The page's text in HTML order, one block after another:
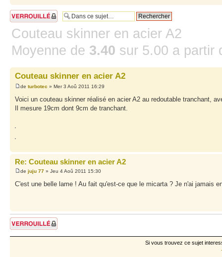
Sujet verrouillé
Couteau skinner en acier A2
Moyenne de 3.40 sur 5.00 a partir
Couteau skinner en acier A2
de turbotec » Mer 3 Aoû 2011 16:29
Voici un couteau skinner réalisé en acier A2 au redoutable tranchant,
Il mesure 19cm dont 9cm de tranchant.
Re: Couteau skinner en acier A2
de juju 77 » Jeu 4 Aoû 2011 15:30
C'est une belle lame ! Au fait qu'est-ce que le micarta ? Je n'ai jamais
Sujet verrouillé
Si vous trouvez ce sujet